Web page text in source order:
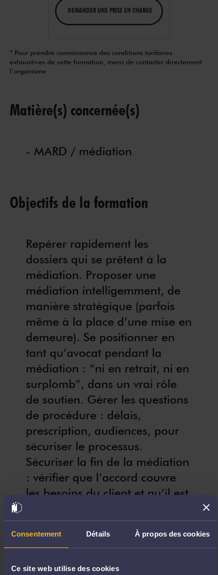
Consentement Détails À propos des cookies
Ce site web utilise des cookies
DEMANDER UNE PRISE EN CHARGE
* Pour prendre connaissance des conditions tarifaires
exhaustives de cette formation, merci de contacter directement
l’organisme
Matière(s) concernée(s)
- MARD / médiation
Objectifs de la formation
Repérer rapidement les
dossiers qui se prêtent à la
médiation. Proposer une
médiation intelligemment, de
manière stratégique (parfois
même à la place d’une mise en
demeure). Se positionner en
tant qu’avocat pendant la
médiation : “ni en retrait, ni en
surplomb”, dans un vrai rôle
de soutien. Gérer les questions
de procédure : délais,
prescription, audiences, pour
sécuriser le processus.
Sécuriser la fin de la médiation
: vérifier que l’accord couvre
les besoins du client et qu’il est